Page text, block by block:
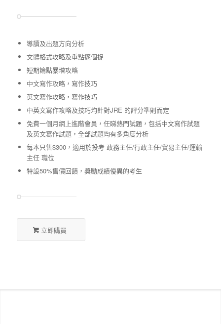
導讀及出題方向分析
文體格式攻略及重點逐個捉
短期論點暴增攻略
中文寫作攻略，寫作技巧
英文寫作攻略，寫作技巧
中英文寫作攻略及技巧均針對JRE 的評分準則而定
免費一個月網上進階會員，任睇熱門試題，包括中文寫作試題
及英文寫作試題，全部試題均有多角度分析
每本只售$300，適用於投考 政務主任/行政主任/貿易主任/運輸
主任 職位
特設50%售價回饋，獎勵成績優異的考生
立即購買